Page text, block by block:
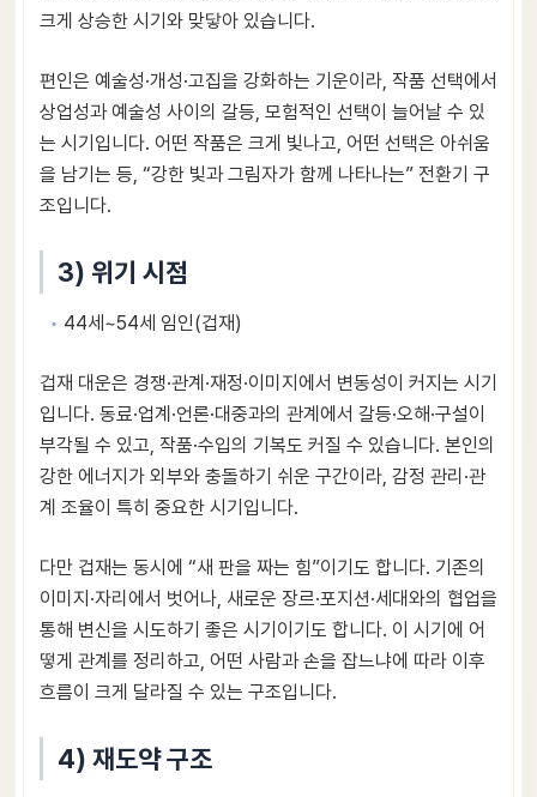
크게 상승한 시기와 맞닿아 있습니다.
편인은 예술성·개성·고집을 강화하는 기운이라, 작품 선택에서
상업성과 예술성 사이의 갈등, 모험적인 선택이 늘어날 수 있
는 시기입니다. 어떤 작품은 크게 빛나고, 어떤 선택은 아쉬움
을 남기는 등, “강한 빛과 그림자가 함께 나타나는” 전환기 구
조입니다.
3) 위기 시점
44세~54세 임인(겁재)
겁재 대운은 경쟁·관계·재정·이미지에서 변동성이 커지는 시기
입니다. 동료·업계·언론·대중과의 관계에서 갈등·오해·구설이
부각될 수 있고, 작품·수입의 기복도 커질 수 있습니다. 본인의
강한 에너지가 외부와 충돌하기 쉬운 구간이라, 감정 관리·관
계 조율이 특히 중요한 시기입니다.
다만 겁재는 동시에 “새 판을 짜는 힘”이기도 합니다. 기존의
이미지·자리에서 벗어나, 새로운 장르·포지션·세대와의 협업을
통해 변신을 시도하기 좋은 시기이기도 합니다. 이 시기에 어
떻게 관계를 정리하고, 어떤 사람과 손을 잡느냐에 따라 이후
흐름이 크게 달라질 수 있는 구조입니다.
4) 재도약 구조